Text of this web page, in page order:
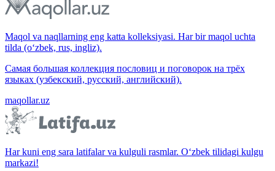
Maqol va naqllarning eng katta kolleksiyasi. Har bir maqol uchta
tilda (o‘zbek, rus, ingliz).
Самая большая коллекция пословиц и поговорок на трёх
языках (узбекский, русский, английский).
maqollar.uz
Har kuni eng sara latifalar va kulguli rasmlar. O‘zbek tilidagi kulgu
markazi!